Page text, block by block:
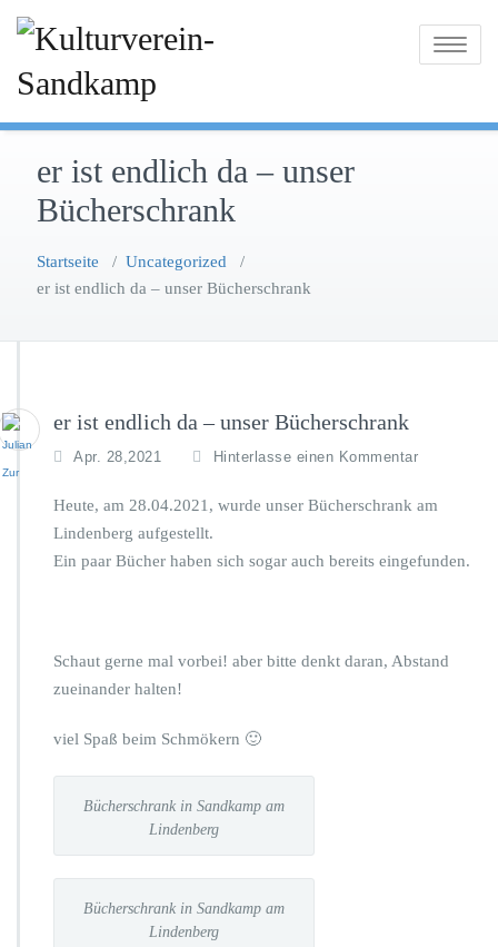
Toggle
er ist endlich da – unser
Bücherschrank
Startseite / Uncategorized /
er ist endlich da – unser Bücherschrank
er ist endlich da – unser Bücherschrank
Apr. 28,2021 Hinterlasse einen Kommentar
Heute, am 28.04.2021, wurde unser Bücherschrank am
Lindenberg aufgestellt.
Ein paar Bücher haben sich sogar auch bereits eingefunden.
Schaut gerne mal vorbei! aber bitte denkt daran, Abstand
zueinander halten!
viel Spaß beim Schmökern 🙂
Bücherschrank in Sandkamp am
Lindenberg
Bücherschrank in Sandkamp am
Lindenberg